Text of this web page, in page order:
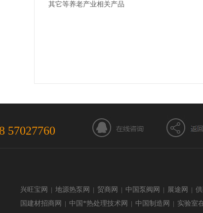
其它等养老产业相关产品
57027760
兴旺宝网 | 地源热泵网 | 贸商网 | 中国泵阀网 | 展途网 |
国建材招商网
| 中国*热处理技术网 | 中国制造网 | 实验室